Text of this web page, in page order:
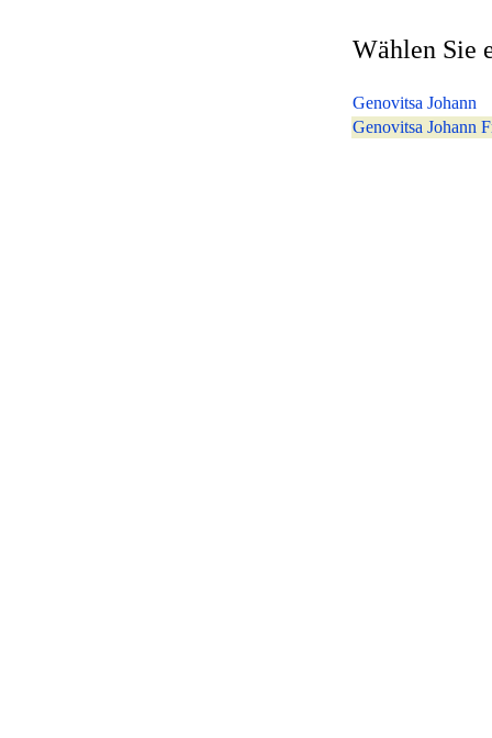
Wählen Sie
Genovitsa Johann
Genovitsa Johann